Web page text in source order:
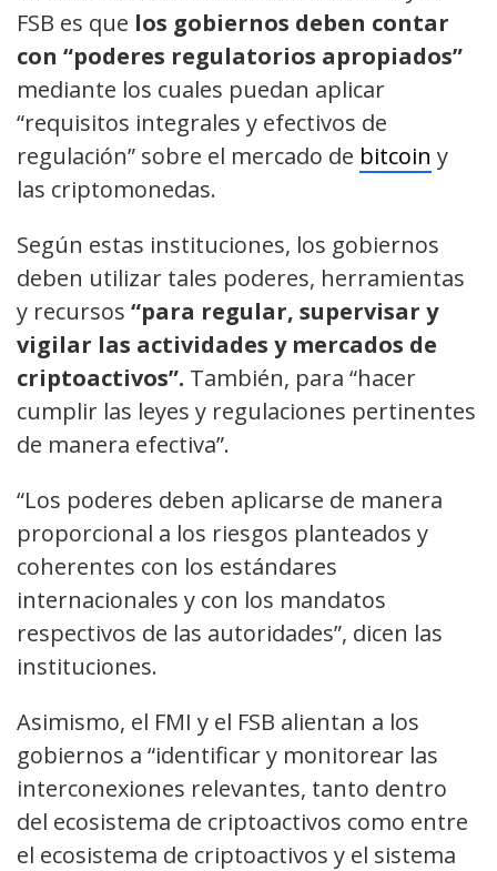
FSB es que los gobiernos deben contar
con “poderes regulatorios apropiados”
mediante los cuales puedan aplicar
“requisitos integrales y efectivos de
regulación” sobre el mercado de bitcoin y
las criptomonedas.
Según estas instituciones, los gobiernos
deben utilizar tales poderes, herramientas
y recursos “para regular, supervisar y
vigilar las actividades y mercados de
criptoactivos”. También, para “hacer
cumplir las leyes y regulaciones pertinentes
de manera efectiva”.
“Los poderes deben aplicarse de manera
proporcional a los riesgos planteados y
coherentes con los estándares
internacionales y con los mandatos
respectivos de las autoridades”, dicen las
instituciones.
Asimismo, el FMI y el FSB alientan a los
gobiernos a “identificar y monitorear las
interconexiones relevantes, tanto dentro
del ecosistema de criptoactivos como entre
el ecosistema de criptoactivos y el sistema